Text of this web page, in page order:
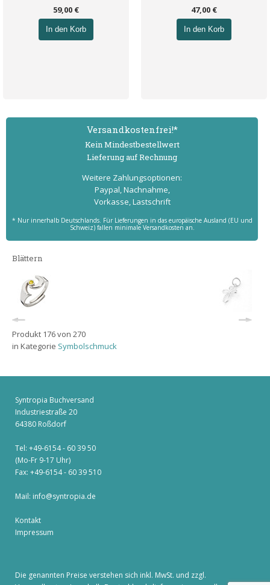
59,00 €
In den Korb
47,00 €
In den Korb
Versand­kostenfrei!*
Kein Mindest­bestell­wert
Lieferung auf Rechnung
Weitere Zahlungs­optionen:
Paypal, Nachnahme,
Vorkasse, Lastschrift
* Nur innerhalb Deutschlands. Für Lieferungen in das europäische Ausland (EU und
Schweiz) fallen minimale Versandkosten an.
Blättern
Produkt 176 von 270
in Kategorie Symbolschmuck
Syntropia Buchversand
Industriestraße 20
64380 Roßdorf
Tel: +49-6154 - 60 39 50
(Mo-Fr 9-17 Uhr)
Fax: +49-6154 - 60 39 510
Mail: info@syntropia.de
Kontakt
Impressum
Die genannten Preise verstehen sich inkl. MwSt. und zzgl.